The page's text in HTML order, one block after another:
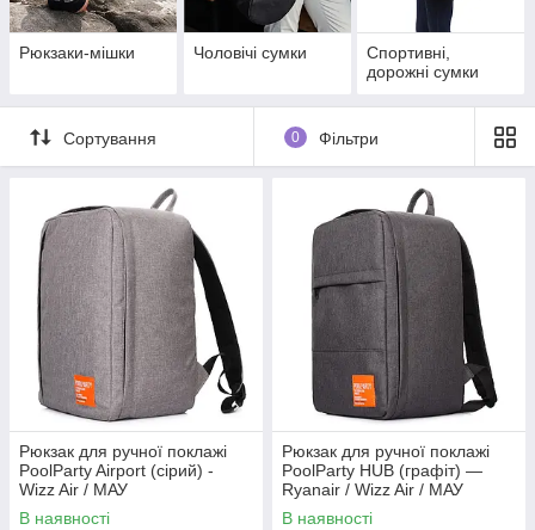
Рюкзаки-мішки Чоловічі сумки
Спортивні,
дорожні сумки
Сортування 0 Фільтри
Рюкзак для ручної поклажі
PoolParty Airport (сірий) -
Wizz Air / МАУ
В наявності
Рюкзак для ручної поклажі
PoolParty HUB (графіт) —
Ryanair / Wizz Air / МАУ
В наявності